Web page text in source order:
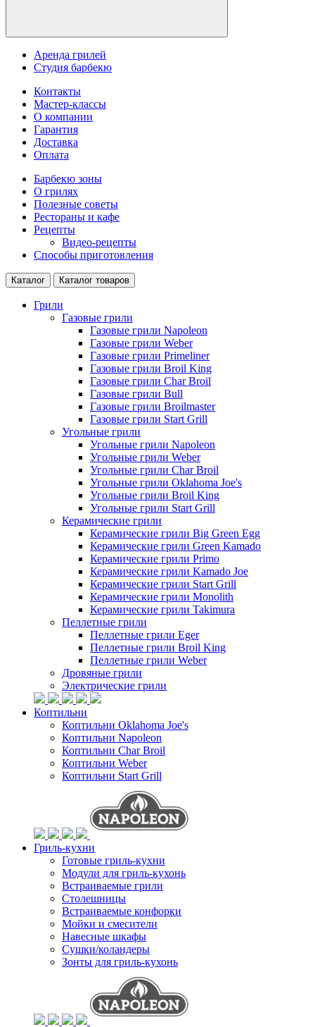
Аренда грилей
Студия барбекю
Контакты
Мастер-классы
О компании
Гарантия
Доставка
Оплата
Барбекю зоны
О грилях
Полезные советы
Рестораны и кафе
Рецепты
Видео-рецепты
Способы приготовления
Каталог Каталог товаров
Грили
Газовые грили
Газовые грили Napoleon
Газовые грили Weber
Газовые грили Primeliner
Газовые грили Broil King
Газовые грили Char Broil
Газовые грили Bull
Газовые грили Broilmaster
Газовые грили Start Grill
Угольные грили
Угольные грили Napoleon
Угольные грили Weber
Угольные грили Char Broil
Угольные грили Oklahoma Joe's
Угольные грили Broil King
Угольные грили Start Grill
Керамические грили
Керамические грили Big Green Egg
Керамические грили Green Kamado
Керамические грили Primo
Керамические грили Kamado Joe
Керамические грили Start Grill
Керамические грили Monolith
Керамические грили Takimura
Пеллетные грили
Пеллетные грили Eger
Пеллетные грили Broil King
Пеллетные грили Weber
Дровяные грили
Электрические грили
Коптильни
Коптильни Oklahoma Joe's
Коптильни Napoleon
Коптильни Char Broil
Коптильни Weber
Коптильни Start Grill
Гриль-кухни
Готовые гриль-кухни
Модули для гриль-кухонь
Встраиваемые грили
Столешницы
Встраиваемые конфорки
Мойки и смесители
Навесные шкафы
Сушки/коландеры
Зонты для гриль-кухонь